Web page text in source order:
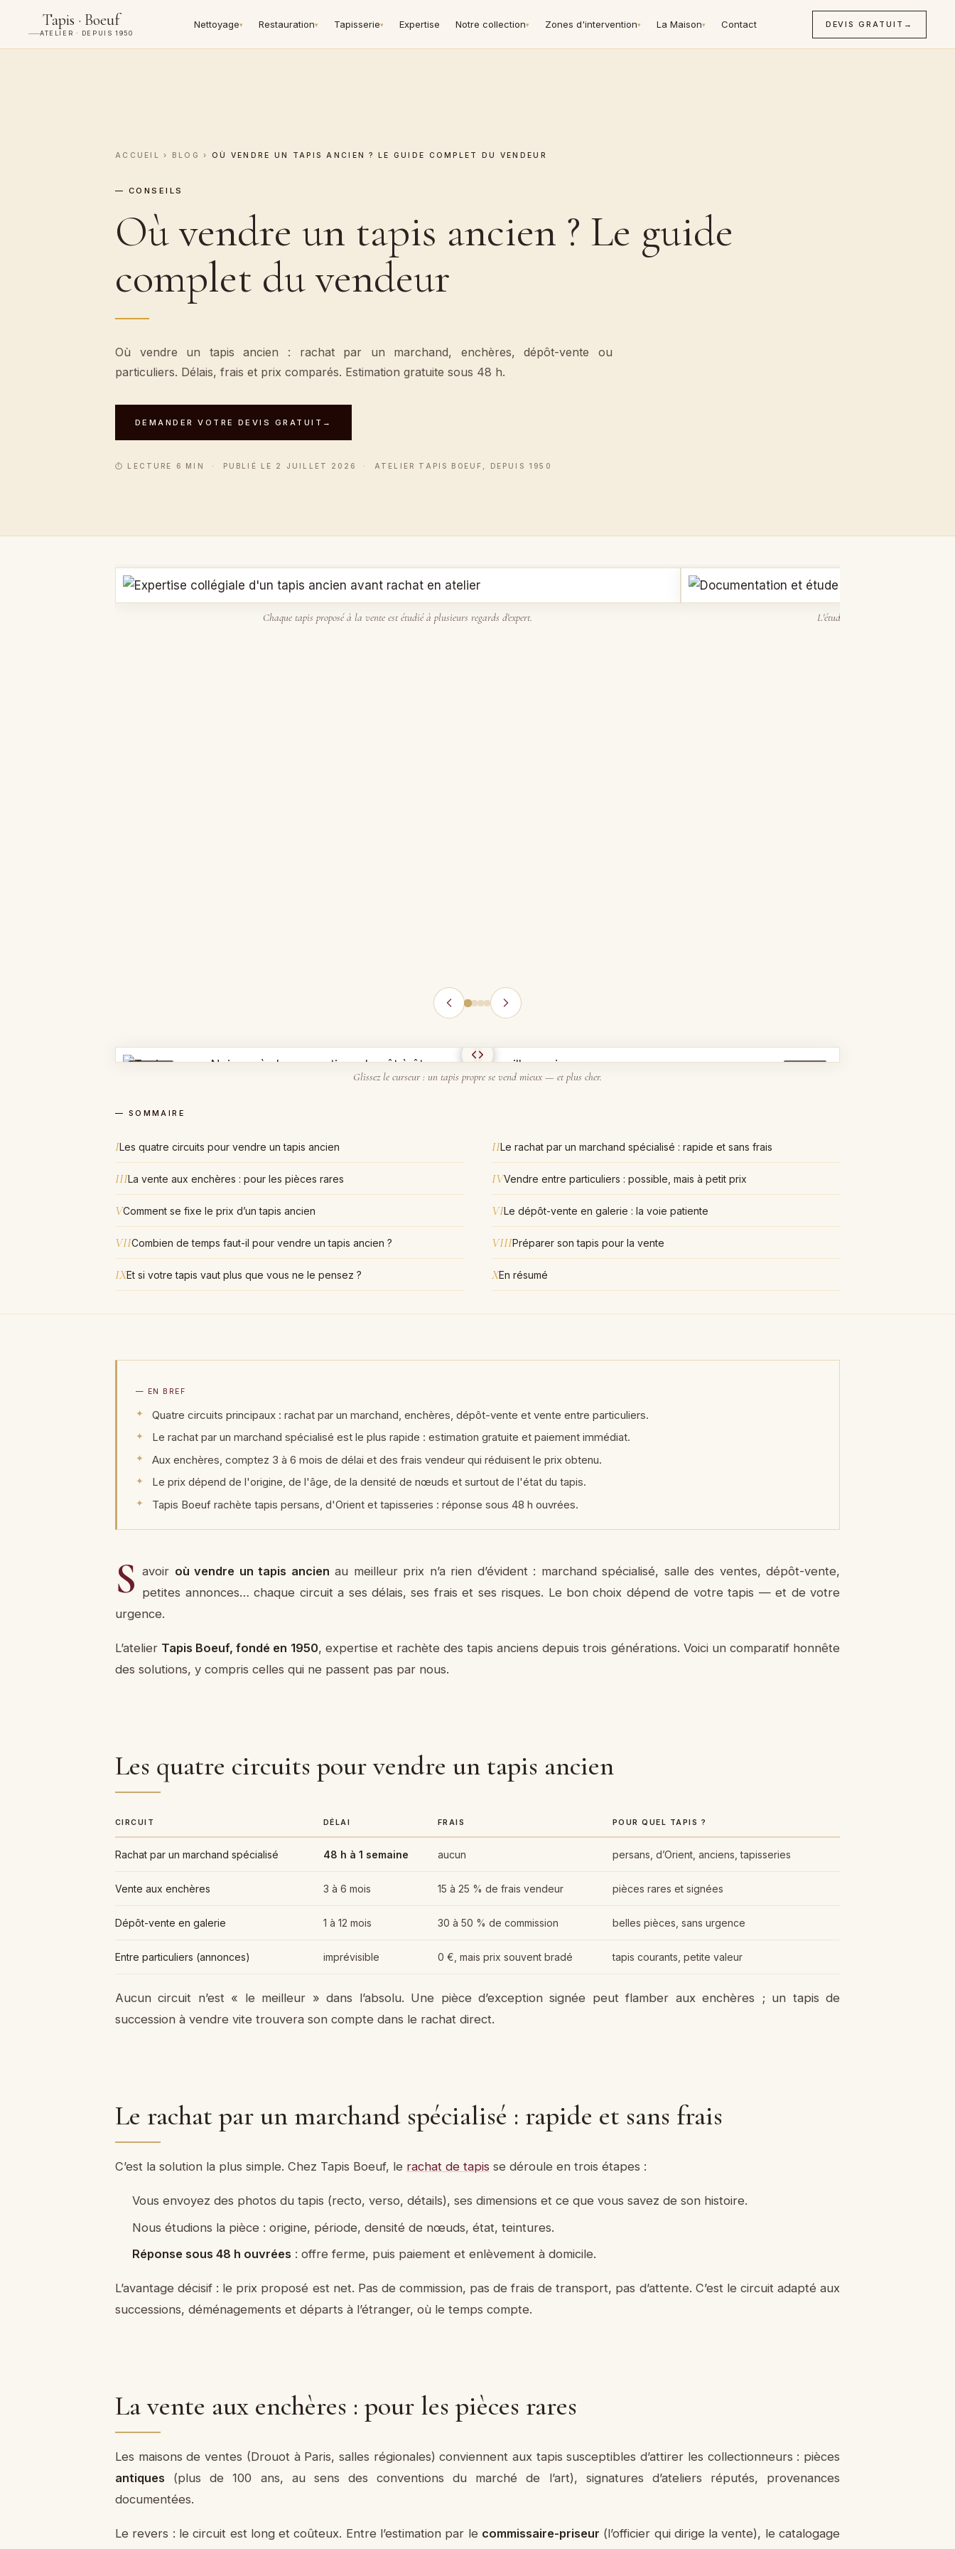
Tapis · Boeuf
ATELIER · DEPUIS 1950
Nettoyage▾ Restauration▾ Tapisserie▾ Expertise Notre collection▾ Zones d'intervention▾ La Maison▾ Contact DEVIS GRATUIT →
ACCUEIL › BLOG › OÙ VENDRE UN TAPIS ANCIEN ? LE GUIDE COMPLET DU VENDEUR
— CONSEILS
Où vendre un tapis ancien ? Le guide
complet du vendeur
Où vendre un tapis ancien : rachat par un marchand, enchères, dépôt-vente ou
particuliers. Délais, frais et prix comparés. Estimation gratuite sous 48 h.
DEMANDER VOTRE DEVIS GRATUIT →
⏱ LECTURE 6 MIN · PUBLIÉ LE 2 JUILLET 2026 · ATELIER TAPIS BOEUF, DEPUIS 1950
Chaque tapis proposé à la vente est étudié à plusieurs regards d'expert. L'étude documentaire : origine,
Glissez le curseur : un tapis propre se vend mieux — et plus cher.
— SOMMAIRE
ILes quatre circuits pour vendre un tapis ancien IILe rachat par un marchand spécialisé : rapide et sans frais
IIILa vente aux enchères : pour les pièces rares IVVendre entre particuliers : possible, mais à petit prix
VComment se fixe le prix d’un tapis ancien VILe dépôt-vente en galerie : la voie patiente
VIICombien de temps faut-il pour vendre un tapis ancien ? VIIIPréparer son tapis pour la vente
IXEt si votre tapis vaut plus que vous ne le pensez ? XEn résumé
— EN BREF
Quatre circuits principaux : rachat par un marchand, enchères, dépôt-vente et vente entre particuliers.
Le rachat par un marchand spécialisé est le plus rapide : estimation gratuite et paiement immédiat.
Aux enchères, comptez 3 à 6 mois de délai et des frais vendeur qui réduisent le prix obtenu.
Le prix dépend de l'origine, de l'âge, de la densité de nœuds et surtout de l'état du tapis.
Tapis Boeuf rachète tapis persans, d'Orient et tapisseries : réponse sous 48 h ouvrées.
S avoir où vendre un tapis ancien au meilleur prix n’a rien d’évident : marchand spécialisé, salle des ventes, dépôt-vente,
petites annonces… chaque circuit a ses délais, ses frais et ses risques. Le bon choix dépend de votre tapis — et de votre
urgence.
L’atelier Tapis Boeuf, fondé en 1950, expertise et rachète des tapis anciens depuis trois générations. Voici un comparatif honnête
des solutions, y compris celles qui ne passent pas par nous.
Les quatre circuits pour vendre un tapis ancien
CIRCUIT DÉLAI FRAIS POUR QUEL TAPIS ?
Rachat par un marchand spécialisé 48 h à 1 semaine aucun persans, d’Orient, anciens, tapisseries
Vente aux enchères 3 à 6 mois 15 à 25 % de frais vendeur pièces rares et signées
Dépôt-vente en galerie 1 à 12 mois 30 à 50 % de commission belles pièces, sans urgence
Entre particuliers (annonces) imprévisible 0 €, mais prix souvent bradé tapis courants, petite valeur
Aucun circuit n’est « le meilleur » dans l’absolu. Une pièce d’exception signée peut flamber aux enchères ; un tapis de
succession à vendre vite trouvera son compte dans le rachat direct.
Le rachat par un marchand spécialisé : rapide et sans frais
C’est la solution la plus simple. Chez Tapis Boeuf, le rachat de tapis se déroule en trois étapes :
Vous envoyez des photos du tapis (recto, verso, détails), ses dimensions et ce que vous savez de son histoire.
Nous étudions la pièce : origine, période, densité de nœuds, état, teintures.
Réponse sous 48 h ouvrées : offre ferme, puis paiement et enlèvement à domicile.
L’avantage décisif : le prix proposé est net. Pas de commission, pas de frais de transport, pas d’attente. C’est le circuit adapté aux
successions, déménagements et départs à l’étranger, où le temps compte.
La vente aux enchères : pour les pièces rares
Les maisons de ventes (Drouot à Paris, salles régionales) conviennent aux tapis susceptibles d’attirer les collectionneurs : pièces
antiques (plus de 100 ans, au sens des conventions du marché de l’art), signatures d’ateliers réputés, provenances
documentées.
Le revers : le circuit est long et coûteux. Entre l’estimation par le commissaire-priseur (l’officier qui dirige la vente), le catalogage